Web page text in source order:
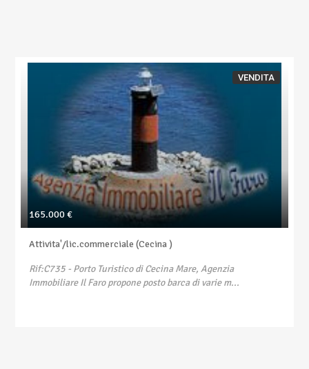
VENDITA
165.000 €
Attivita'/lic.commerciale (Cecina )
Rif:C735- Porto Turistico di Cecina Mare, Agenzia
Immobiliare Il Faro propone posto barca di varie m...